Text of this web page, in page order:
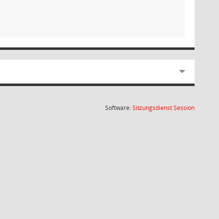
Software:SitzungsdienstSession(Wird in